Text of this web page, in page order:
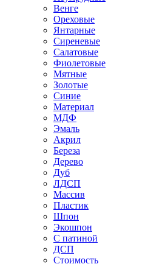
Венге
Ореховые
Янтарные
Сиреневые
Салатовые
Фиолетовые
Мятные
Золотые
Синие
Материал
МДФ
Эмаль
Акрил
Береза
Дерево
Дуб
ЛДСП
Массив
Пластик
Шпон
Экошпон
С патиной
ДСП
Стоимость